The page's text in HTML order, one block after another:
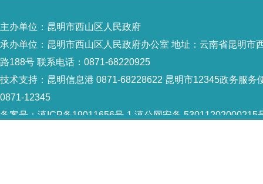
主办单位：昆明市西山区人民政府
承办单位：昆明市西山区人民政府办公室 地址：云南省昆明市
路188号 联系电话：0871-68220925
技术支持： 昆明信息港 0871-68228622 昆明市12345政务服务
0871-12345
备案号： 滇ICP备19011656号-1 滇公网安备 53011202000215